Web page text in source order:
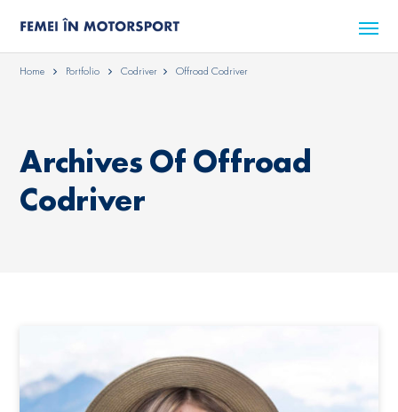
Home Portfolio Codriver Offroad Codriver
Archives Of Offroad
Codriver